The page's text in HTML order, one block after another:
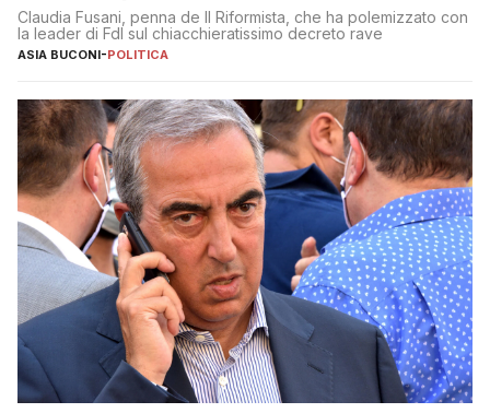
Claudia Fusani, penna de Il Riformista, che ha polemizzato con
la leader di FdI sul chiacchieratissimo decreto rave
ASIA BUCONI-POLITICA